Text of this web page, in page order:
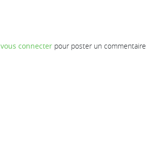
vous connecter pour poster un commentaire